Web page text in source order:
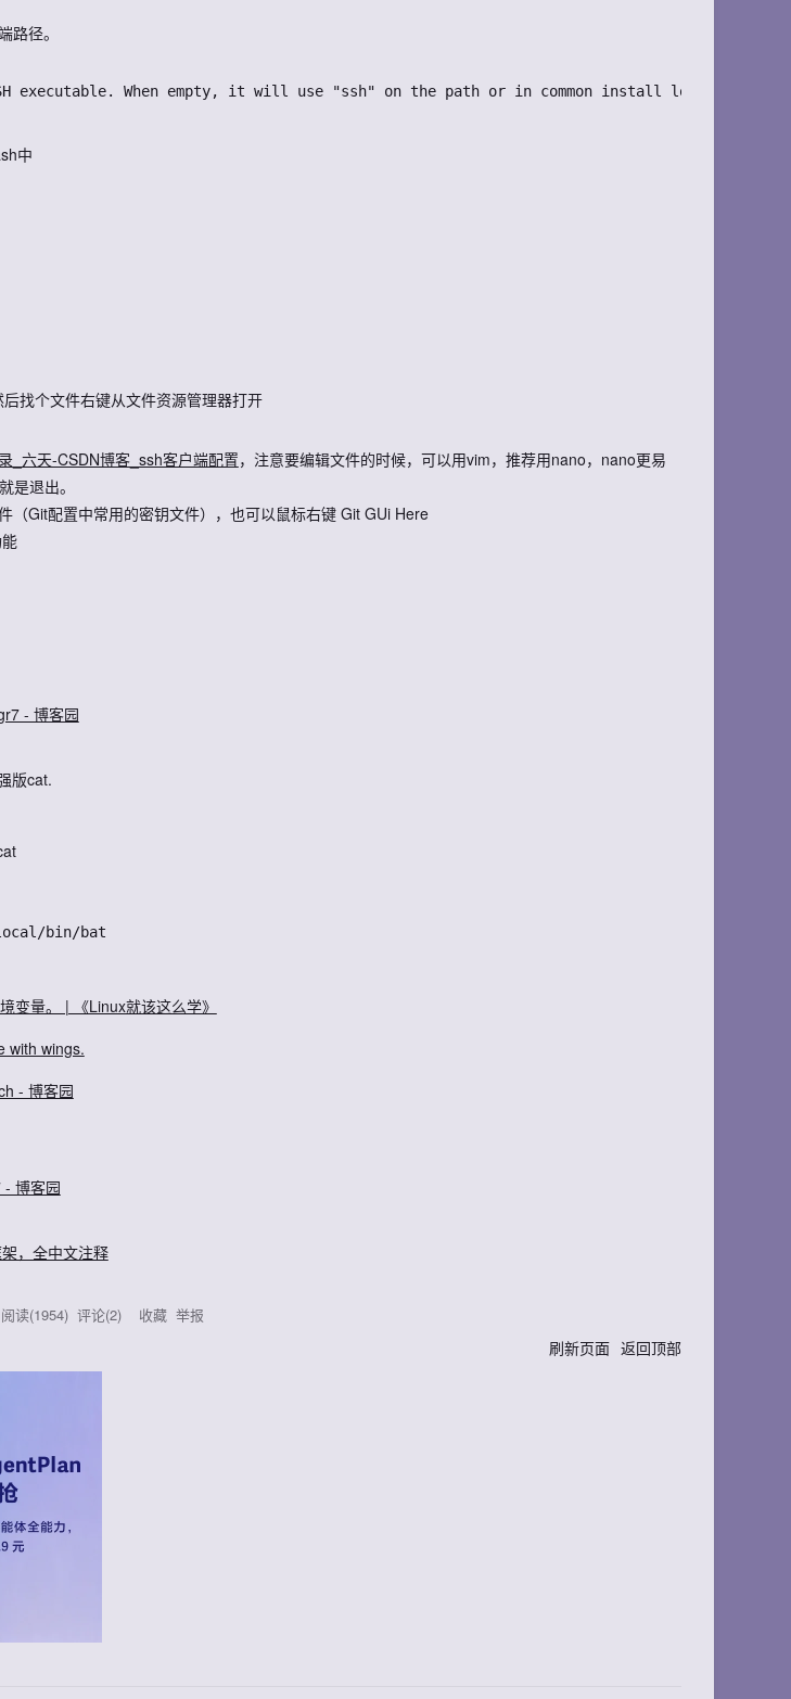
路径。
中
找个文件右键从文件资源管理器打开
_六天-CSDN博客_ssh客户端配置，注意要编辑文件的时候，可以用vim，推荐用nano，nano更易
是退出。
（Git配置中常用的密钥文件），也可以鼠标右键 Git GUi Here
- 博客园
版cat.
变量。 | 《Linux就该这么学》
with wings.
- 博客园
博客园
，全中文注释
读(1954) 评论(2) 收藏 举报
刷新页面 返回顶部